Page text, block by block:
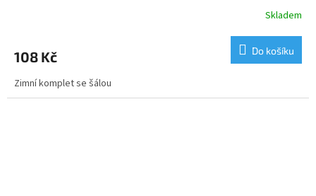
Skladem
108 Kč Do košíku
Zimní komplet se šálou